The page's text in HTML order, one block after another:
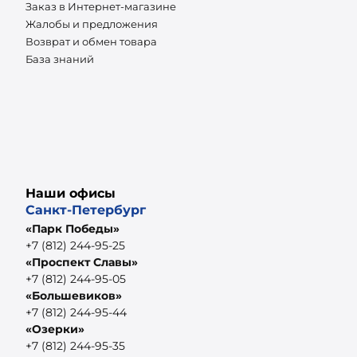
Заказ в Интернет-магазине
Жалобы и предложения
Возврат и обмен товара
База знаний
Наши офисы
Санкт-Петербург
«Парк Победы»
+7 (812) 244-95-25
«Проспект Славы»
+7 (812) 244-95-05
«Большевиков»
+7 (812) 244-95-44
«Озерки»
+7 (812) 244-95-35